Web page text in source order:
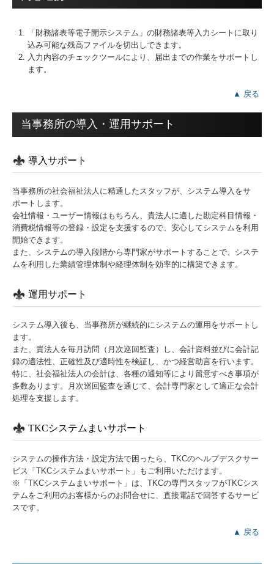
「財務諸表等電子開示システム」の財務諸表等入力シートに取り
込み可能な残高ファイルを切出しできます。
入力内容のチェックツールにより、届出までの作業をサポートし
ます。
▲ 戻る
当事務所の導入・運用サポート
導入サポート
当事務所の社会福祉法人に精通したスタッフが、システム導入をサ
ポートします。
会社情報・ユーザー情報はもちろん、貴法人に適した勘定科目情報・
消費税情報等の登録・設定を支援するので、安心してシステムを利用
開始できます。
また、システムの導入段階から専門家がサポートすることで、システ
ムを利用した業績管理体制や経理体制を効率的に構築できます。
運用サポート
システム導入後も、当事務所が継続的にシステムの運用をサポートし
ます。
また、貴法人を毎月訪問（月次巡回監査）し、会計資料並びに会計記
録の適法性、正確性及び適時性を検証し、かつ経営助言を行います。
特に、社会福祉法人の会計は、各種の通知等により留意すべき事項が
多数あります。月次巡回監査を通じて、会計専門家として適正な会計
処理を支援します。
TKCシステムまいサポート
システムの操作方法・設定方法で困ったら、TKCのヘルプデスクサー
ビス「TKCシステムまいサポート」もご利用いただけます。
※「TKCシステムまいサポート」は、TKCの専門スタッフがTKCシス
テムをご利用のお客様からのお問合せに、直接電話で回答するサービ
スです。
▲ 戻る